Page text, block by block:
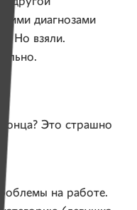
диагнозами
Но взяли.
Это страшно
на работе.